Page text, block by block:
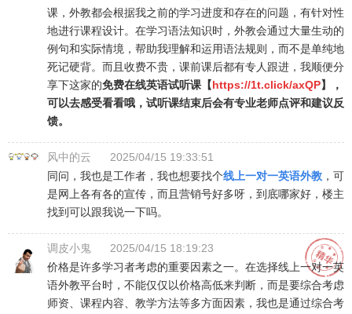
课，外教都会根据我之前的学习进度和存在的问题，有针对性
地进行课程设计。在学习语法知识时，外教会通过大量生动的
例句和实际情境，帮助我理解和运用语法规则，而不是单纯地
死记硬背。而且收费不贵，课前课后都有专人跟进，我顺便分
享下这家的免费在线英语试听课【https://1t.click/axQP】，
可以去感受看看哦，试听课结束后会有专业老师点评和建议反
馈。
风中的云
2025/04/15 19:33:51
同问，我也是工作者，我也想要找个线上一对一英语外教 ，可
是网上各有各的宣传，而且营销号好多呀，到底哪家好，楼主
找到可以跟我说一下吗。
调皮小鬼
2025/04/15 18:19:23
价格是许多学习者考虑的重要因素之一。在选择线上一对一英
语外教平台时，不能仅仅以价格高低来判断，而是要综合考虑
师资、课程内容、教学方法等多方面因素，我也是通过综合考